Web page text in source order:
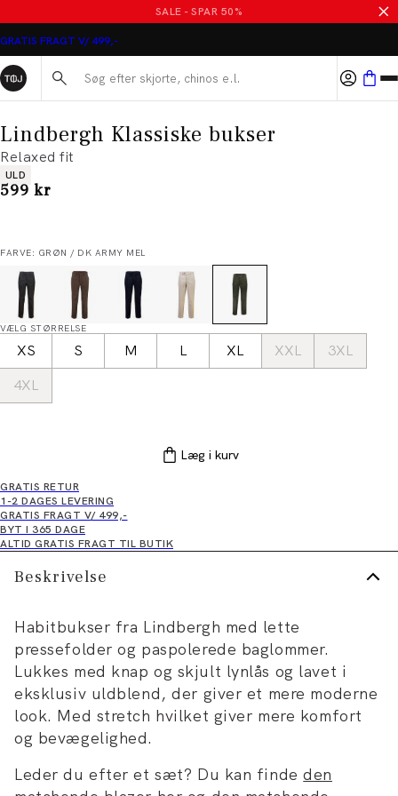
SALE - SPAR 50%
GRATIS FRAGT V/ 499,-
Søg her...
Lindbergh Klassiske bukser
Relaxed fit
Produkt egenskaber
ULD
I alt (inkl. rabat)
599 kr
FARVE: GRØN / DK ARMY MEL
VÆLG STØRRELSE
XS S M L XL XXL
3XL
4XL
Læg i kurv
GRATIS RETUR
1-2 DAGES LEVERING
GRATIS FRAGT V/ 499,-
BYT I 365 DAGE
ALTID GRATIS FRAGT TIL BUTIK
Beskrivelse
Habitbukser fra Lindbergh med lette
pressefolder og paspolerede baglommer.
Lukkes med knap og skjult lynlås og lavet i
eksklusiv uldblend, der giver et mere moderne
look. Med stretch hvilket giver mere komfort
og bevægelighed.
Leder du efter et sæt? Du kan findeden